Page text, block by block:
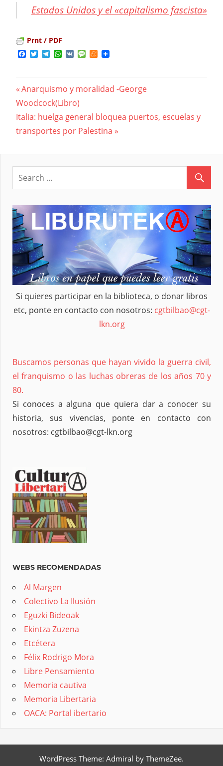
Estados Unidos y el «capitalismo fascista»
Prnt / PDF
Facebook
TwitterTelegram
WhatsApp
VK MessageMeneame
Navegación
de
entradas
Previous
Post:
Anarquismo y moralidad -George
Woodcock(Libro)
Next
Post:
Italia: huelga general bloquea puertos, escuelas y
transportes por Palestina
Si quieres participar en la biblioteca, o donar libros
etc, ponte en contacto con nosotros: cgtbilbao@cgt-
lkn.org
Buscamos personas que hayan vivido la guerra civil,
el franquismo o las luchas obreras de los años 70 y
80.
Si conoces a alguna que quiera dar a conocer su
historia, sus vivencias, ponte en contacto con
nosotros: cgtbilbao@cgt-lkn.org
WEBS RECOMENDADAS
Al Margen
Colectivo La Ilusión
Eguzki Bideoak
Ekintza Zuzena
Etcétera
Félix Rodrigo Mora
Libre Pensamiento
Memoria cautiva
Memoria Libertaria
OACA: Portal ibertario
WordPress Theme: Admiral by ThemeZee.